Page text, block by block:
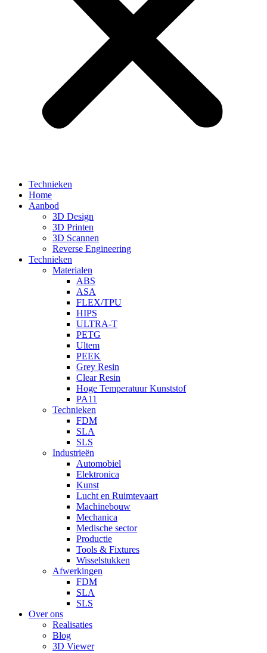
Technieken
Home
Aanbod
3D Design
3D Printen
3D Scannen
Reverse Engineering
Technieken
Materialen
ABS
ASA
FLEX/TPU
HIPS
ULTRA-T
PETG
Ultem
PEEK
Grey Resin
Clear Resin
Hoge Temperatuur Kunststof
PA11
Technieken
FDM
SLA
SLS
Industrieën
Automobiel
Elektronica
Kunst
Lucht en Ruimtevaart
Machinebouw
Mechanica
Medische sector
Productie
Tools & Fixtures
Wisselstukken
Afwerkingen
FDM
SLA
SLS
Over ons
Realisaties
Blog
3D Viewer